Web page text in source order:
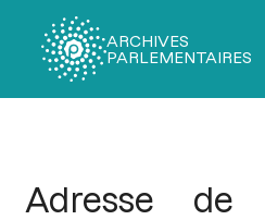
ARCHIVES
PARLEMENTAIRES
Adresse de